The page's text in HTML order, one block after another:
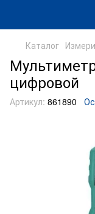
Каталог
цифровой
Артикул: 861890